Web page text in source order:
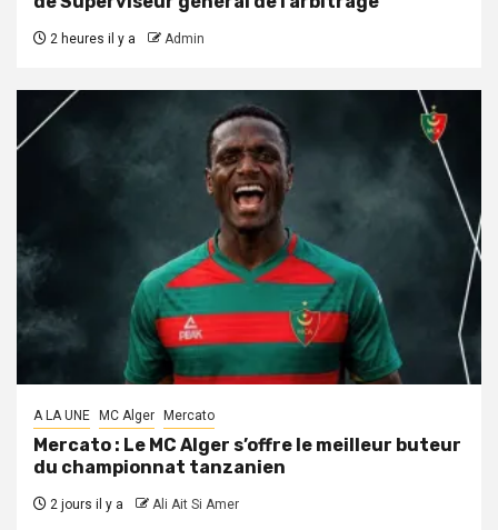
2 heures il y a Admin
A LA UNE MC Alger Mercato
Mercato : Le MC Alger s’offre le meilleur buteur
du championnat tanzanien
2 jours il y a Ali Ait Si Amer